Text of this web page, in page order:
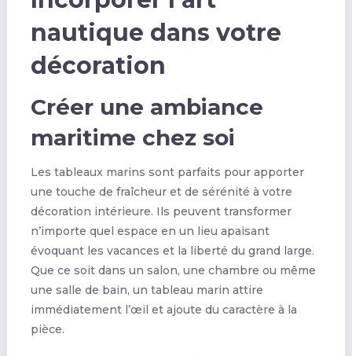
nautique dans votre
décoration
Créer une ambiance
maritime chez soi
Les tableaux marins sont parfaits pour apporter
une touche de fraîcheur et de sérénité à votre
décoration intérieure. Ils peuvent transformer
n’importe quel espace en un lieu apaisant
évoquant les vacances et la liberté du grand large.
Que ce soit dans un salon, une chambre ou même
une salle de bain, un tableau marin attire
immédiatement l’œil et ajoute du caractère à la
pièce.